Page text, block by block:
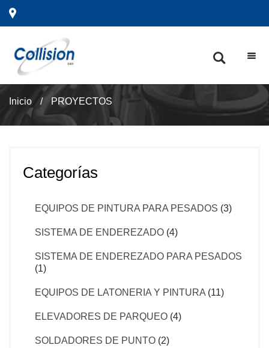
Inicio / PROYECTOS
Categorías
EQUIPOS DE PINTURA PARA PESADOS (3)
SISTEMA DE ENDEREZADO (4)
SISTEMA DE ENDEREZADO PARA PESADOS
(1)
EQUIPOS DE LATONERIA Y PINTURA (11)
ELEVADORES DE PARQUEO (4)
SOLDADORES DE PUNTO (2)